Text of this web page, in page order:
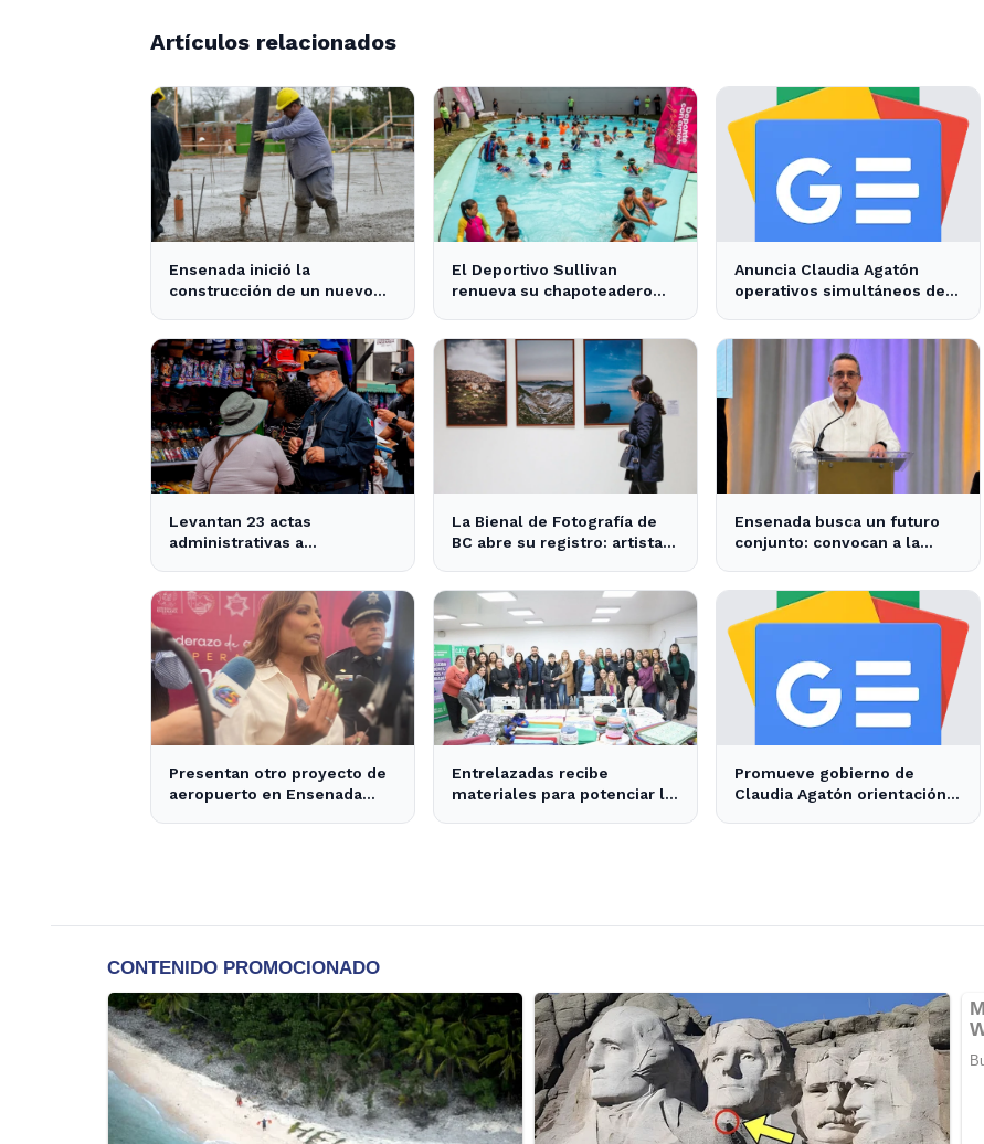
Artículos relacionados
Ensenada inició la
construcción de un nuevo
millones - 0221
El Deportivo Sullivan
renueva su chapoteadero
Anuncia Claudia Agatón
operativos simultáneos de
Villas del Roble - XXV
Ayuntamiento de Ensenada
Levantan 23 actas
administrativas a
ZETA
La Bienal de Fotografía de
BC abre su registro: artistas
Ensenada busca un futuro
conjunto: convocan a la
Presentan otro proyecto de
aeropuerto en Ensenada
Entrelazadas recibe
materiales para potenciar la
Promueve gobierno de
Claudia Agatón orientación